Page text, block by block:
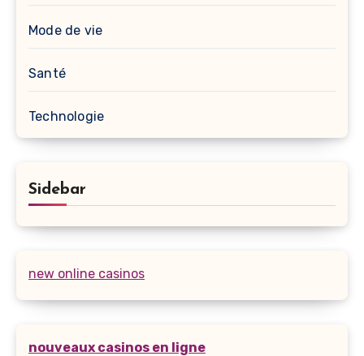
Mode de vie
Santé
Technologie
Sidebar
new online casinos
nouveaux casinos en ligne